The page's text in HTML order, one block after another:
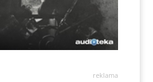
reklama